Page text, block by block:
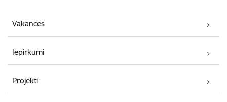
Vakances
Iepirkumi
Projekti